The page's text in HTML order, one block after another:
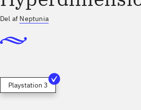
Del af Neptunia
Playstation 3